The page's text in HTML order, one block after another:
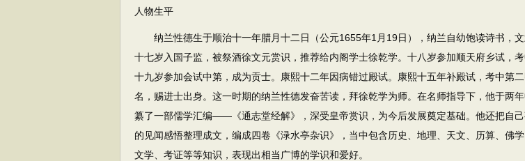
人物生平
纳兰性德生于顺治十一年腊月十二日（公元1655年1月19日），纳兰自幼饱读诗书，文
十七岁入国子监，被祭酒徐文元赏识，推荐给内阁学士徐乾学。十八岁参加顺天府乡试，考
十九岁参加会试中第，成为贡士。康熙十二年因病错过殿试。康熙十五年补殿试，考中第
名，赐进士出身。这一时期的纳兰性德发奋苦读，拜徐乾学为师。在名师指导下，他于两
纂了一部儒学汇编——《通志堂经解》，深受皇帝赏识，为今后发展奠定基础。他还把自己
的见闻感悟整理成文，编成四卷《渌水亭杂识》，当中包含历史、地理、天文、历算、佛学
文学、考证等等知识，表现出相当广博的学识和爱好。